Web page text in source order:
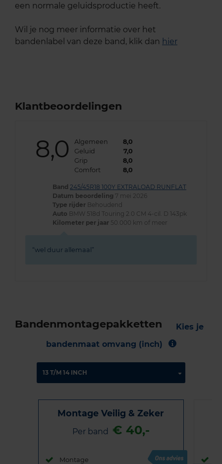
een normale geluidsproductie heeft.
Wil je nog meer informatie over het
bandenlabel van deze band, klik dan hier
Klantbeoordelingen
8,0 Algemeen
8,0
Geluid
7,0
Grip
8,0
Comfort
8,0
Band 245/45R18 100Y EXTRALOAD RUNFLAT
Datum beoordeling 7 mei 2026
Type rijder Behoudend
Auto BMW 518d Touring 2.0 CM 4-cil. D 143pk
Kilometer per jaar 50.000 km of meer
wel duur allemaal
Bandenmontagepakketten
Kies je
bandenmaat omvang (inch)
Montage Veilig & Zeker
Per band € 40,-
Montage